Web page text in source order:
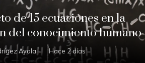
de 15 ecuaciones en la
del conocimiento humano
Ayala Hace 2 días